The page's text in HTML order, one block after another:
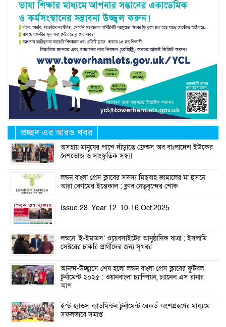
প্রচ্ছদ এর আরও খবর
অসহায় মানুষের পাশে দাঁড়াতে ফ্রেন্ডস অব বাংলাদেশ ইউকের
নৈশভোজ ও সাংস্কৃতিক সন্ধ্যা
লন্ডন বাংলা প্রেস ক্লাবের সদস্য মিছবাহ জামালের মা হুসনে
আরা বেগমের ইন্তেকাল : ক্লাব নেতৃবৃন্দের শোক
Issue 28. Year 12. 10-16 Oct.2025
লন্ডনে ‘ই-ইমামস’ ওয়েবসাইটের আনুষ্ঠানিক যাত্রা : ইসলামি
সেক্টরের চাকরি প্রার্থীদের জন্য সুখবর
আনন্দ-উচ্ছ্বাসে শেষ হলো লন্ডন বাংলা প্রেস ক্লাবের ফুটবল
টুর্নামেন্ট ২০২৫ : ওয়ানবাংলা চ্যাম্পিয়ন, চ্যানেল এস রানার
আপ
ইস্ট হ্যান্ডস ব্যাডমিন্টন টুর্নামেন্ট রেকর্ড অংশগ্রহণের মাধ্যমে
সফলভাবে সমাপ্ত